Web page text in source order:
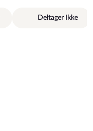
Deltager Ikke